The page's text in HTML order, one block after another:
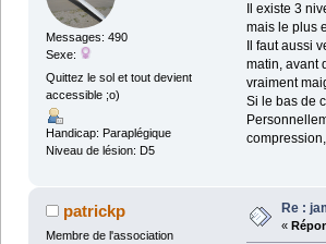
Messages: 490
Sexe:
Quittez le sol et tout devient
accessible ;o)
Handicap: Paraplégique
Niveau de lésion: D5
Il existe 3
mais le plus
Il faut aussi
matin, avant
vraiment
Si le bas de
patrickp
Membre de l'association
Re :
«